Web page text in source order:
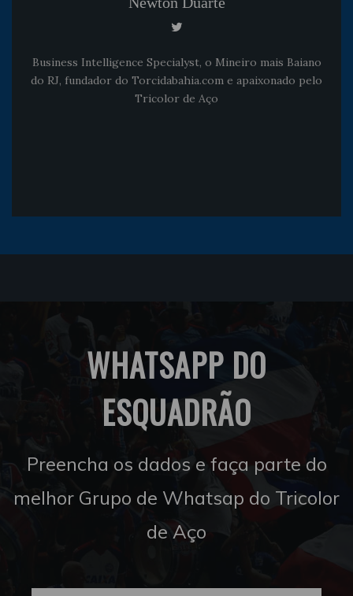
Business Intelligence Specialyst, o Mineiro mais Baiano
do RJ, fundador do Torcidabahia.com e apaixonado pelo
Tricolor de Aço
WHATSAPP DO
ESQUADRÃO
Preencha os dados e faça parte do
melhor Grupo de Whatsap do Tricolor
de Aço